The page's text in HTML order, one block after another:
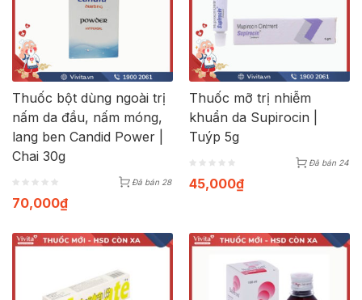
Thuốc bột dùng ngoài trị
nấm da đầu, nấm móng,
lang ben Candid Power |
Chai 30g
Đã bán 28
70,000₫
Thuốc mỡ trị nhiễm
khuẩn da Supirocin |
Tuýp 5g
Đã bán 24
45,000₫